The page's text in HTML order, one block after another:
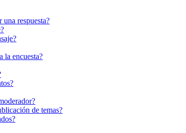
respuesta?
la encuesta?
de temas?